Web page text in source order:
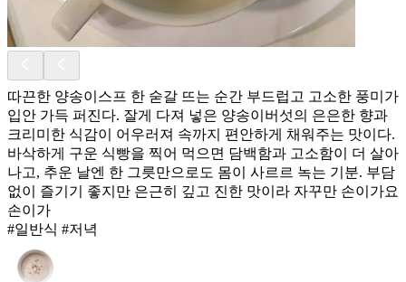
따끈한 양송이스프 한 숟갈 뜨는 순간 부드럽고 고소한 풍미가
입안 가득 퍼진다. 잘게 다져 넣은 양송이버섯의 은은한 향과
크리미한 식감이 어우러져 속까지 편안하게 채워주는 맛이다.
바삭하게 구운 식빵을 찍어 먹으면 담백함과 고소함이 더 살아
나고, 추운 날엔 한 그릇만으로도 몸이 사르르 녹는 기분. 부담
없이 즐기기 좋지만 은근히 깊고 진한 맛이라 자꾸만 손이가요
손이가
#일반식 #저녁